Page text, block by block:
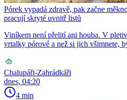
Pórek vypadá zdravě, pak začne
pracují skryté uvnitř listů
Viníkem není přelití ani houba. V
vrtalky pórové a než si jich všimnete,
Chalupáři-Zahrádkáři
dnes, 04:20
4 min